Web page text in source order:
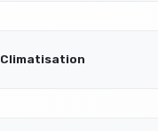
Climatisation